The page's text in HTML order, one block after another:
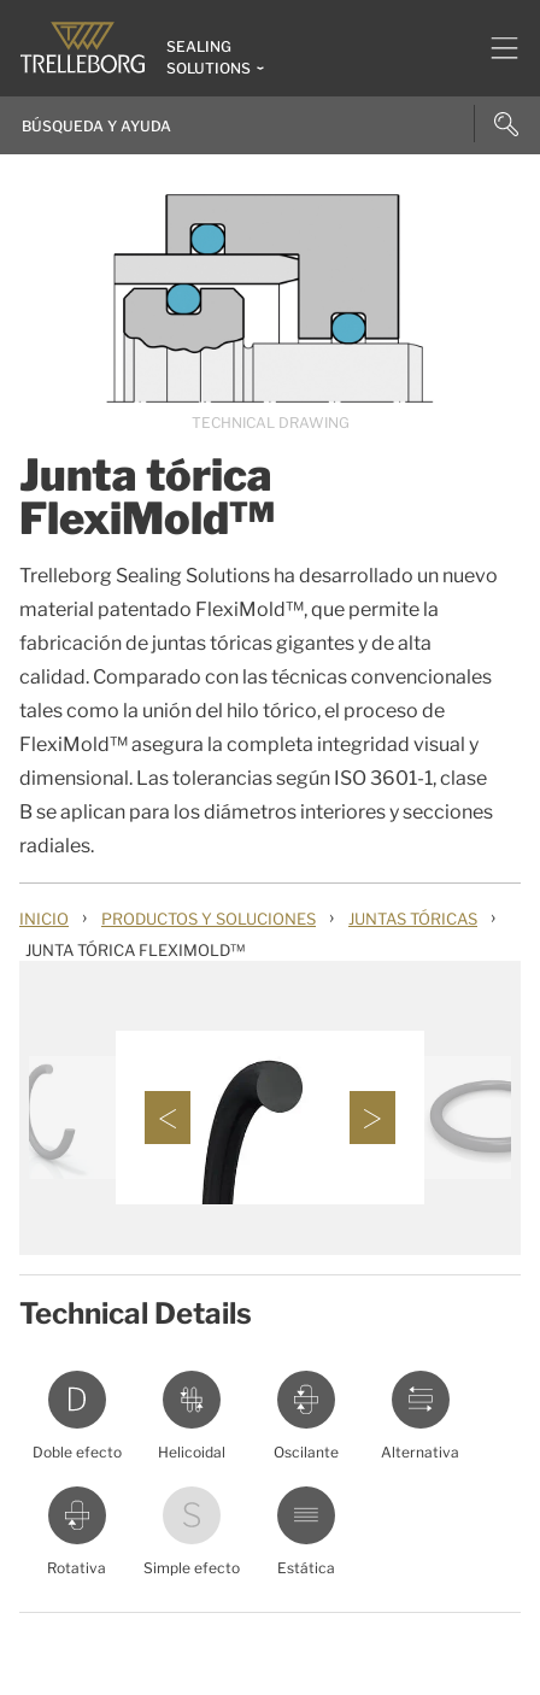
SEALING
SOLUTIONS
Junta tórica
FlexiMold™
Trelleborg Sealing Solutions ha desarrollado un nuevo
material patentado FlexiMold™, que permite la
fabricación de juntas tóricas gigantes y de alta
calidad. Comparado con las técnicas convencionales
tales como la unión del hilo tórico, el proceso de
FlexiMold™ asegura la completa integridad visual y
dimensional. Las tolerancias según ISO 3601-1, clase
B se aplican para los diámetros interiores y secciones
radiales.
TECHNICAL DRAWING
INICIO › PRODUCTOS Y SOLUCIONES › JUNTAS TÓRICAS ›
JUNTA TÓRICA FLEXIMOLD™
Technical Details
Doble efecto Helicoidal Oscilante Alternativa
Rotativa Simple efecto Estática